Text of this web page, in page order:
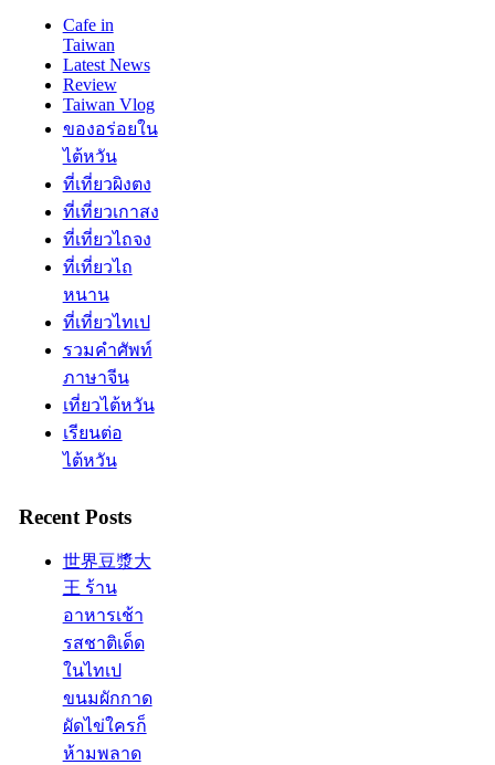
Cafe in
Taiwan
Latest News
Review
Taiwan Vlog
ของอร่อยใน
ไต้หวัน
ที่เที่ยวผิงตง
ที่เที่ยวเกาสง
ที่เที่ยวไถจง
ที่เที่ยวไถ
หนาน
ที่เที่ยวไทเป
รวมคำศัพท์
ภาษาจีน
เที่ยวไต้หวัน
เรียนต่อ
ไต้หวัน
Recent Posts
世界豆漿大
王 ร้าน
อาหารเช้า
รสชาติเด็ด
ในไทเป
ขนมผักกาด
ผัดไข่ใครก็
ห้ามพลาด